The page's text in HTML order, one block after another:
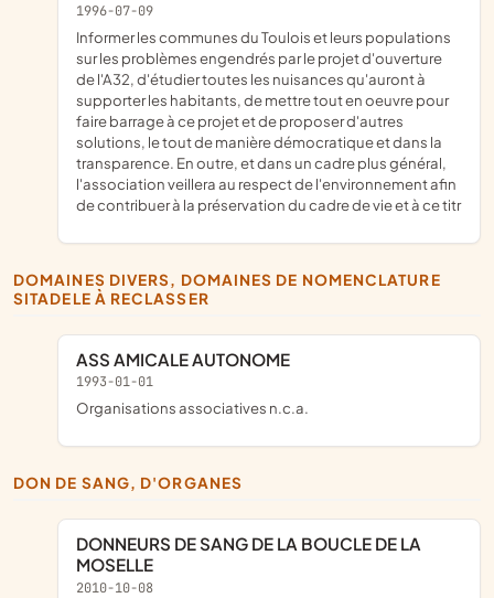
1996-07-09
Informer les communes du Toulois et leurs populations
sur les problèmes engendrés par le projet d'ouverture
de l'A32, d'étudier toutes les nuisances qu'auront à
supporter les habitants, de mettre tout en oeuvre pour
faire barrage à ce projet et de proposer d'autres
solutions, le tout de manière démocratique et dans la
transparence. En outre, et dans un cadre plus général,
l'association veillera au respect de l'environnement afin
de contribuer à la préservation du cadre de vie et à ce titr
DOMAINES DIVERS, DOMAINES DE NOMENCLATURE
SITADELE À RECLASSER
ASS AMICALE AUTONOME
1993-01-01
Organisations associatives n.c.a.
DON DE SANG, D'ORGANES
DONNEURS DE SANG DE LA BOUCLE DE LA
MOSELLE
2010-10-08